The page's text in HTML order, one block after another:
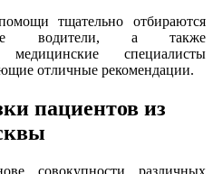
тщательно отбираются
водители, а также
медицинские специалисты
отличные рекомендации.
пациентов из